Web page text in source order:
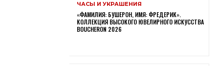
ЧАСЫ И УКРАШЕНИЯ
«ФАМИЛИЯ: БУШЕРОН, ИМЯ: ФРЕДЕРИК».
КОЛЛЕКЦИЯ ВЫСОКОГО ЮВЕЛИРНОГО ИСКУССТВА
BOUCHERON 2026